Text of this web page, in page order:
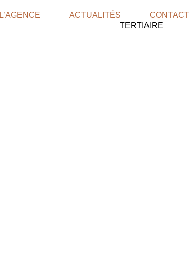
L’AGENCE ACTUALITÉS CONTACT
TERTIAIRE